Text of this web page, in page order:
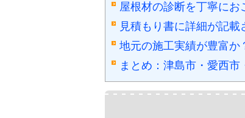
屋根材の診断を丁寧にお
見積もり書に詳細が記載
地元の施工実績が豊富か
まとめ：津島市・愛西市